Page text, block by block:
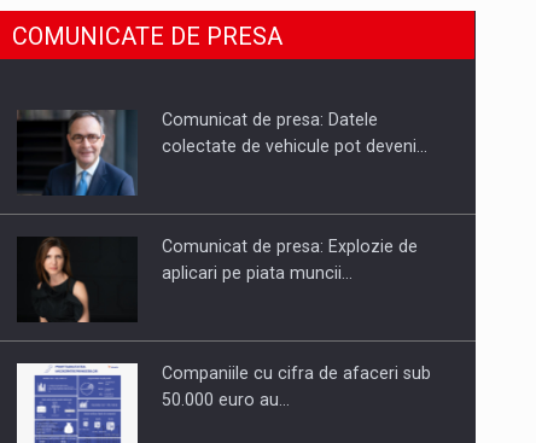
ROOTED IN ROMANIA, BUILT TO
DELIVER TECHNOLOGY FOR THE…
PUTTING ROMANIAN CORPORATE
COMUNICATE DE PRESA
Comunicat de presa: Datele
colectate de vehicule pot deveni…
Comunicat de presa: Explozie de
aplicari pe piata muncii…
Companiile cu cifra de afaceri sub
50.000 euro au…